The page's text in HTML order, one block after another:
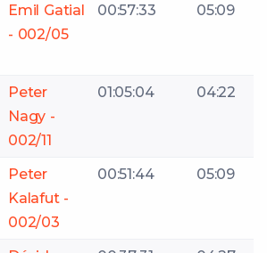
Emil Gatial
- 002/05
00:57:33 05:09
Peter
Nagy -
002/11
01:05:04 04:22
Peter
Kalafut -
002/03
00:51:44 05:09